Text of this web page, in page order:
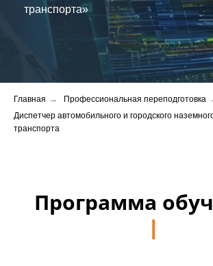
транспорта»
Главная → Профессиональная переподготовка
Диспетчер автомобильного и городского
транспорта
Программа
Диспетчер